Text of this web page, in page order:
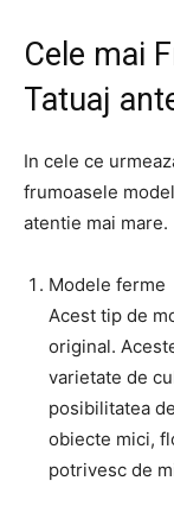
Cele mai
Tatuaj
In cele ce
frumoasele
atentie mai mare.
Modele ferme
Acest tip de
original.
varietate de
posibilitatea
obiecte mici,
potrivesc de